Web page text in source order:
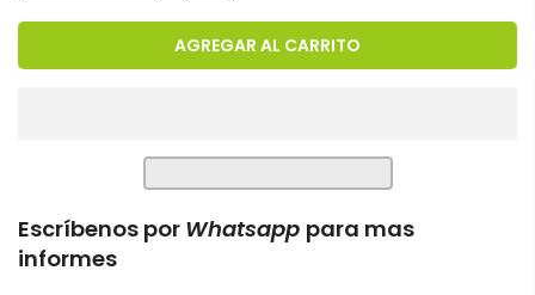
AGREGAR AL CARRITO
Escríbenos por Whatsapp para mas
informes